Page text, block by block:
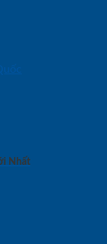
Nhất